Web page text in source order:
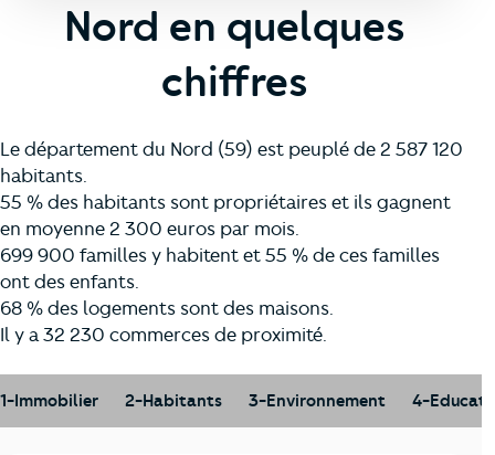
Nord en quelques
chiffres
Le département du Nord (59) est peuplé de 2 587 120
habitants.
55 % des habitants sont propriétaires et ils gagnent
en moyenne 2 300 euros par mois.
699 900 familles y habitent et 55 % de ces familles
ont des enfants.
68 % des logements sont des maisons.
Il y a 32 230 commerces de proximité.
1-Immobilier 2-Habitants 3-Environnement 4-